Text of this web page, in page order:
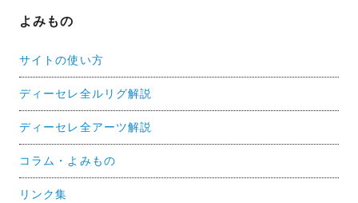
よみもの
サイトの使い方
ディーセレ全ルリグ解説
ディーセレ全アーツ解説
コラム・よみもの
リンク集